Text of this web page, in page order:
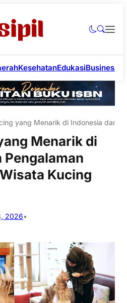
KesehatanEdukasiBusiness
yang Menarik di Indonesia dan
Menarik di
Pengalaman
Kucing
2026•